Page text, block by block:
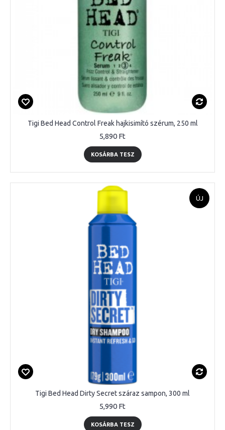
Tigi Bed Head Control Freak hajkisimító szérum, 250 ml
5,890 Ft
KOSÁRBA TESZ
ÚJ
Tigi Bed Head Dirty Secret száraz sampon, 300 ml
5,990 Ft
KOSÁRBA TESZ